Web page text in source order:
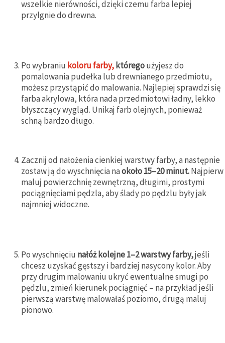
wszelkie nierówności, dzięki czemu farba lepiej
przylgnie do drewna.
Po wybraniu koloru farby, któregoużyjesz do
pomalowania pudełka lub drewnianego przedmiotu,
możesz przystąpić do malowania. Najlepiej sprawdzi się
farba akrylowa, która nada przedmiotowi ładny, lekko
błyszczący wygląd. Unikaj farb olejnych, ponieważ
schną bardzo długo.
Zacznij od nałożenia cienkiej warstwy farby, a następnie
zostaw ją do wyschnięcia naokoło 15–20 minut.Najpierw
maluj powierzchnię zewnętrzną, długimi, prostymi
pociągnięciami pędzla, aby ślady po pędzlu były jak
najmniej widoczne.
Po wyschnięciu nałóż kolejne 1–2 warstwy farby,jeśli
chcesz uzyskać gęstszy i bardziej nasycony kolor. Aby
przy drugim malowaniu ukryć ewentualne smugi po
pędzlu, zmień kierunek pociągnięć – na przykład jeśli
pierwszą warstwę malowałaś poziomo, drugą maluj
pionowo.